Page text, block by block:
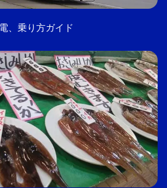
、乗り方ガイド